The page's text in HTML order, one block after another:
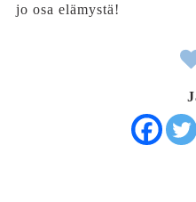
jo osa elämystä!